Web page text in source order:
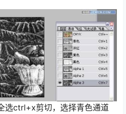
ctrl+x剪切，选择青色通道